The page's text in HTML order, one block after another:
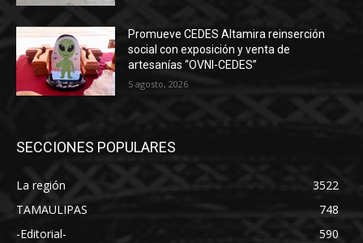
Promueve CEDES Altamira reinserción
social con exposición y venta de
artesanías “OVNI-CEDES”
5 agosto, 2026
SECCIONES POPULARES
La región
3522
TAMAULIPAS
748
-Editorial-
590